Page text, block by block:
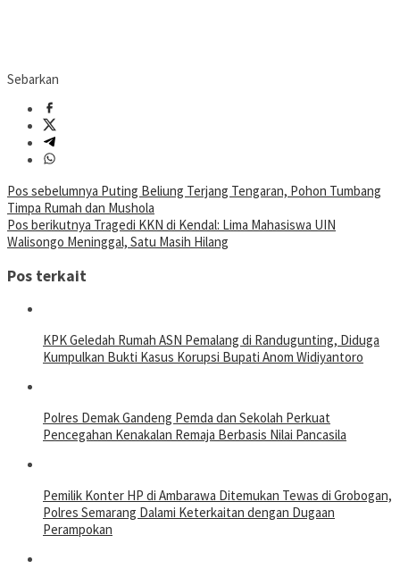
Sebarkan
Navigasi
pos
Pos sebelumnya Puting Beliung Terjang Tengaran, Pohon Tumbang
Timpa Rumah dan Mushola
Pos berikutnya Tragedi KKN di Kendal: Lima Mahasiswa UIN
Walisongo Meninggal, Satu Masih Hilang
Pos terkait
KPK Geledah Rumah ASN Pemalang di Randugunting, Diduga
Kumpulkan Bukti Kasus Korupsi Bupati Anom Widiyantoro
Polres Demak Gandeng Pemda dan Sekolah Perkuat
Pencegahan Kenakalan Remaja Berbasis Nilai Pancasila
Pemilik Konter HP di Ambarawa Ditemukan Tewas di Grobogan,
Polres Semarang Dalami Keterkaitan dengan Dugaan
Perampokan